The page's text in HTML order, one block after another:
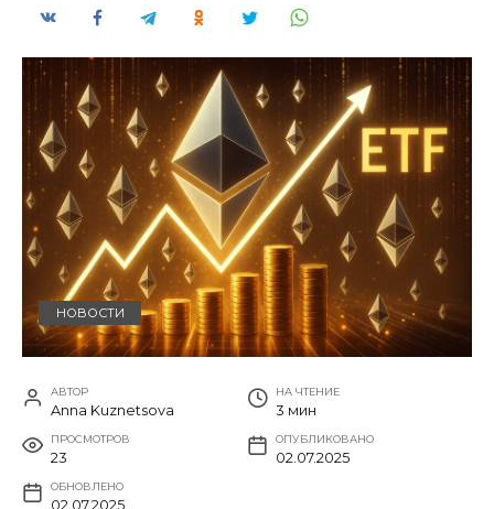
НОВОСТИ
АВТОР
Anna Kuznetsova
НА ЧТЕНИЕ
3 мин
ПРОСМОТРОВ
23
ОПУБЛИКОВАНО
02.07.2025
ОБНОВЛЕНО
02.07.2025